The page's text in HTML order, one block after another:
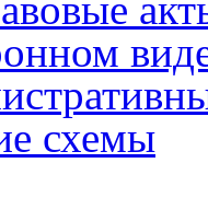
схемы